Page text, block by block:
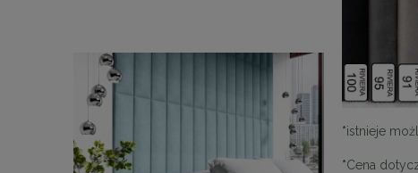
*istnieje
*Cena